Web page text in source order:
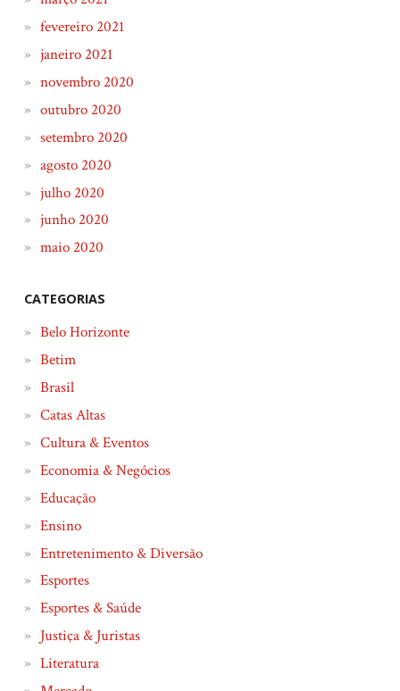
fevereiro 2021
janeiro 2021
novembro 2020
outubro 2020
setembro 2020
agosto 2020
julho 2020
junho 2020
maio 2020
CATEGORIAS
Belo Horizonte
Betim
Brasil
Catas Altas
Cultura & Eventos
Economia & Negócios
Educação
Ensino
Entretenimento & Diversão
Esportes
Esportes & Saúde
Justiça & Juristas
Literatura